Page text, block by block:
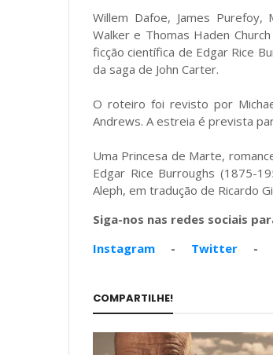
Willem Dafoe, James Purefoy,
Walker e Thomas Haden
ficção científica de Edgar Rice
da saga de John Carter.
O roteiro foi revisto por
Andrews. A estreia é prevista
Uma Princesa de Marte,
Edgar Rice Burroughs (1875-
Aleph, em tradução de Ricardo
Siga-nos nas redes sociais
Instagram - Twitter -
COMPARTILHE!